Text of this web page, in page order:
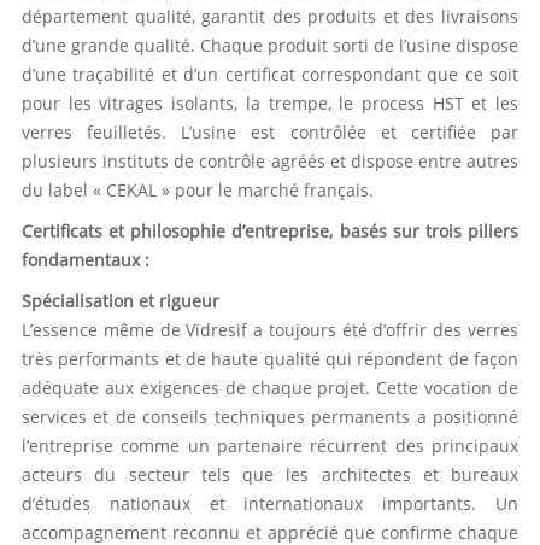
département qualité, garantit des produits et des livraisons
d’une grande qualité. Chaque produit sorti de l’usine dispose
d’une traçabilité et d’un certificat correspondant que ce soit
pour les vitrages isolants, la trempe, le process HST et les
verres feuilletés. L’usine est contrôlée et certifiée par
plusieurs instituts de contrôle agréés et dispose entre autres
du label « CEKAL » pour le marché français.
Certificats et philosophie d’entreprise, basés sur trois piliers
fondamentaux :
Spécialisation et rigueur
L’essence même de Vidresif a toujours été d’offrir des verres
très performants et de haute qualité qui répondent de façon
adéquate aux exigences de chaque projet. Cette vocation de
services et de conseils techniques permanents a positionné
l’entreprise comme un partenaire récurrent des principaux
acteurs du secteur tels que les architectes et bureaux
d’études nationaux et internationaux importants. Un
accompagnement reconnu et apprécié que confirme chaque